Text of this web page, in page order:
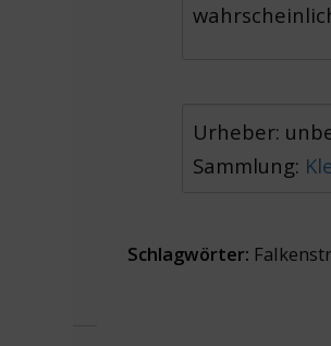
Urheber:
Sammlung:
Schlagwörter: